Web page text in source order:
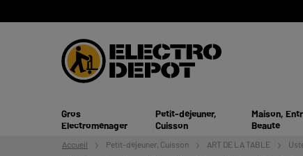
Gros
Electroménager
Petit-déjeuner,
Cuisson
Maison,
Beauté
Accueil Petit-déjeuner, Cuisson ART DE LA TABLE